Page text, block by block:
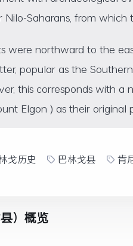
Saharans, from which
were northward to the
popular as the
this corresponds with
Elgon ) as their original
戈历史 巴林戈县 肯
）概览